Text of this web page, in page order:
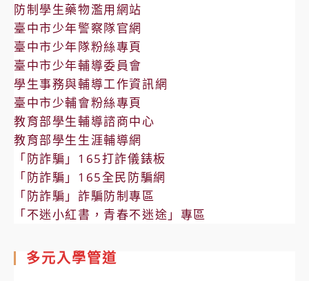
防制學生藥物濫用網站
臺中市少年警察隊官網
臺中市少年隊粉絲專頁
臺中市少年輔導委員會
學生事務與輔導工作資訊網
臺中市少輔會粉絲專頁
教育部學生輔導諮商中心
教育部學生生涯輔導網
「防詐騙」165打詐儀錶板
「防詐騙」165全民防騙網
「防詐騙」詐騙防制專區
「不迷小紅書，青春不迷途」專區
多元入學管道